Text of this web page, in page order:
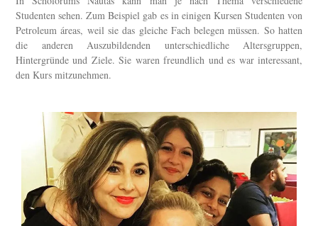
Studenten sehen. Zum Beispiel gab es in einigen Kursen Studenten von
Petroleum áreas, weil sie das gleiche Fach belegen müssen. So hatten
die anderen Auszubildenden unterschiedliche Altersgruppen,
Hintergründe und Ziele. Sie waren freundlich und es war interessant,
den Kurs mitzunehmen.